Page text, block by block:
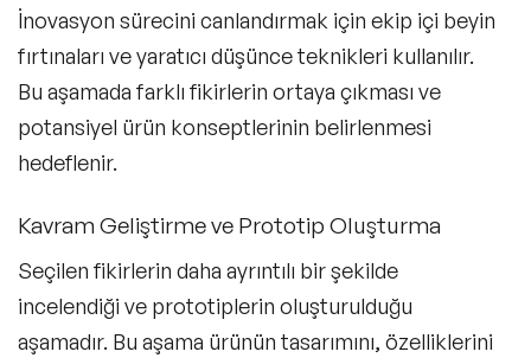
İnovasyon sürecini canlandırmak için ekip içi beyin
fırtınaları ve yaratıcı düşünce teknikleri kullanılır.
Bu aşamada farklı fikirlerin ortaya çıkması ve
potansiyel ürün konseptlerinin belirlenmesi
hedeflenir.
Kavram Geliştirme ve Prototip Oluşturma
Seçilen fikirlerin daha ayrıntılı bir şekilde
incelendiği ve prototiplerin oluşturulduğu
aşamadır. Bu aşama ürünün tasarımını, özelliklerini